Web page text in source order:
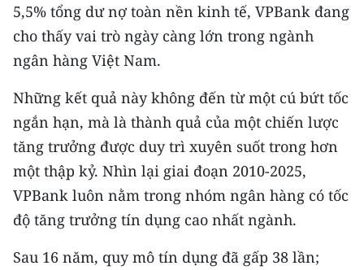
Media Khoa học - Công nghệ
Media Môi trường
Ảnh
Infographic
TIN MỚI
TIN ĐỊA PHƯƠNG
Trung du và miền núi phía Bắc
5,5% tổng dư nợ toàn nền kinh tế, VPBank đang
cho thấy vai trò ngày càng lớn trong ngành
ngân hàng Việt Nam.
Những kết quả này không đến từ một cú bứt tốc
ngắn hạn, mà là thành quả của một chiến lược
tăng trưởng được duy trì xuyên suốt trong hơn
một thập kỷ. Nhìn lại giai đoạn 2010-2025,
VPBank luôn nằm trong nhóm ngân hàng có tốc
độ tăng trưởng tín dụng cao nhất ngành.
Sau 16 năm, quy mô tín dụng đã gấp 38 lần;